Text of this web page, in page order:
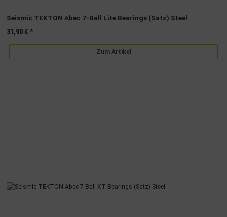
Seismic TEKTON Abec 7-Ball Lite Bearings (Satz) Steel
31,90 € *
Zum Artikel